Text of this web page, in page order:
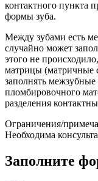
контактного пункта
формы зуба.
Между зубами есть
случайно может
этого не
матрицы (матричные
заполнять
пломбировочного
разделения
Ограничения/
Необходима
Заполните